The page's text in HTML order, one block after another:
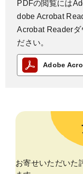
PDFの閲覧には
dobe Acrobat
Acrobat Readerダ
ださい。
Adobe